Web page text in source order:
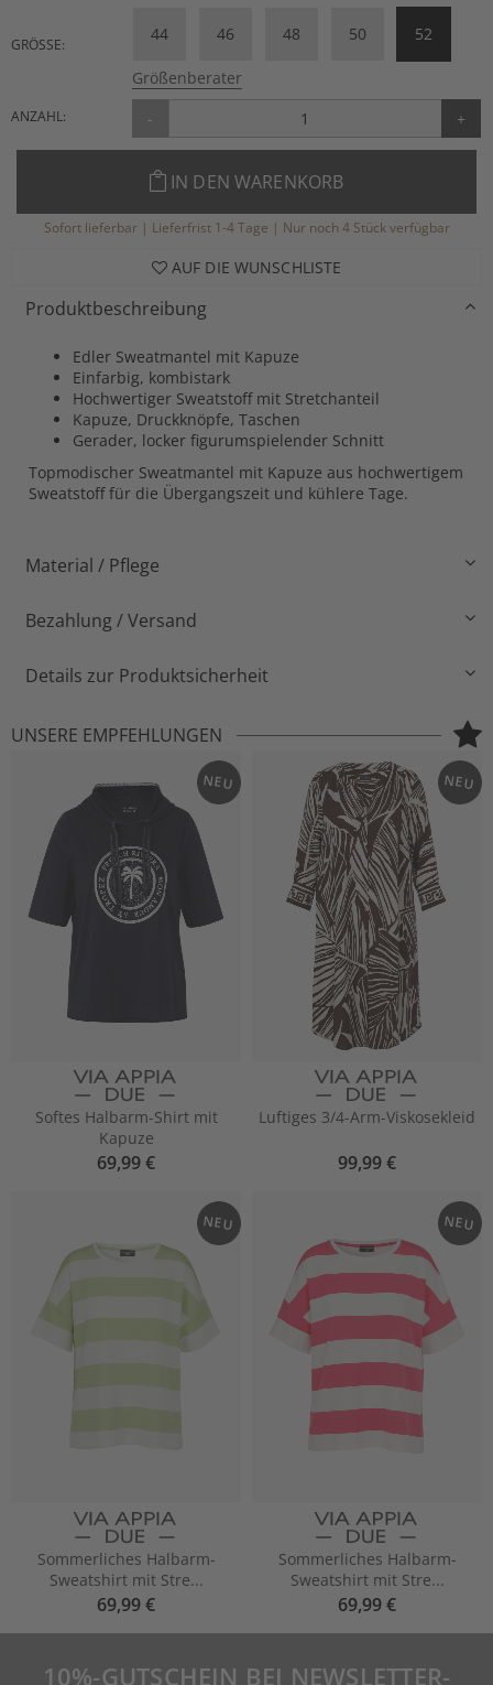
GRÖSSE:
44 46 48 50 52
Größenberater
ANZAHL: - +
IN DEN WARENKORB
Sofort lieferbar | Lieferfrist 1-4 Tage | Nur noch 4 Stück verfügbar
AUF DIE WUNSCHLISTE
Produktbeschreibung
Edler Sweatmantel mit Kapuze
Einfarbig, kombistark
Hochwertiger Sweatstoff mit Stretchanteil
Kapuze, Druckknöpfe, Taschen
Gerader, locker figurumspielender Schnitt
Topmodischer Sweatmantel mit Kapuze aus hochwertigem
Sweatstoff für die Übergangszeit und kühlere Tage.
Material / Pflege
Bezahlung / Versand
Details zur Produktsicherheit
UNSERE EMPFEHLUNGEN
NEU
Softes Halbarm-Shirt mit
Kapuze
69,99 €
NEU
Luftiges 3/4-Arm-Viskosekleid
99,99 €
NEU
Sommerliches Halbarm-
Sweatshirt mit Stre...
69,99 €
NEU
Sommerliches Halbarm-
Sweatshirt mit Stre...
69,99 €
10%-GUTSCHEIN BEI NEWSLETTER-